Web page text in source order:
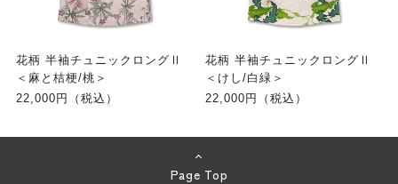
花柄 半袖チュニックロングⅡ
＜麻と桔梗/桃＞
22,000円（税込）
花柄 半袖チュニックロングⅡ
＜けし/白緑＞
22,000円（税込）
Page Top